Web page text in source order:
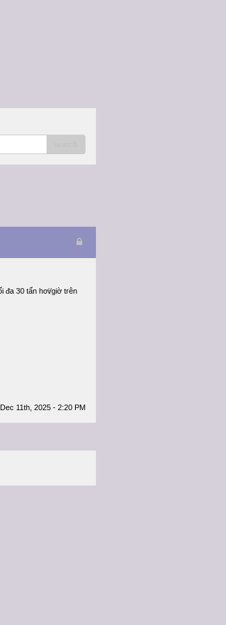
đa 30 tấn hơi/giờ trên
Dec 11th, 2025 - 2:20 PM